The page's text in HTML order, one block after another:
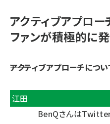
アクティブアプロー
ファンが積極的に
――アクティブアプローチにつ
江田
BenQさんは